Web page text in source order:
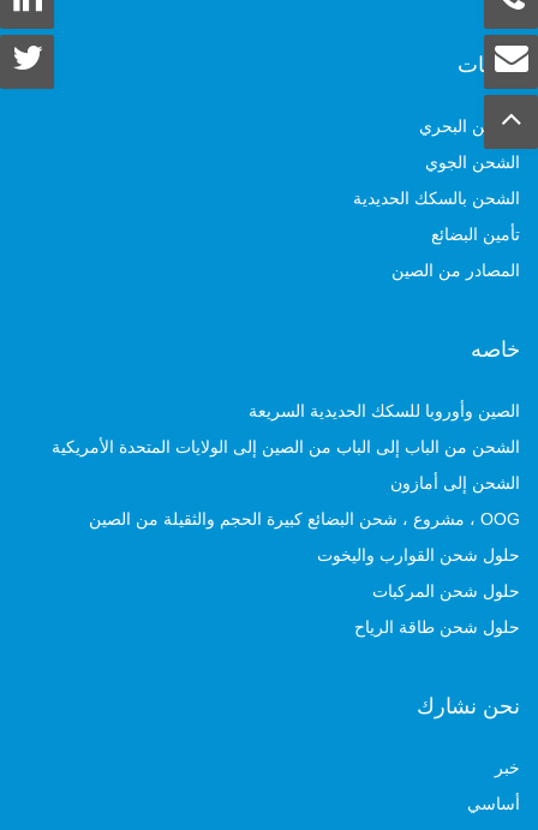
خدمات
الشحن البحري
الشحن الجوي
الشحن بالسكك الحديدية
تأمين البضائع
المصادر من الصين
خاصه
الصين وأوروبا للسكك الحديدية السريعة
الشحن من الباب إلى الباب من الصين إلى الولايات المتحدة الأمريكية
الشحن إلى أمازون
OOG ، مشروع ، شحن البضائع كبيرة الحجم والثقيلة من الصين
حلول شحن القوارب واليخوت
حلول شحن المركبات
حلول شحن طاقة الرياح
نحن نشارك
خبر
أساسي